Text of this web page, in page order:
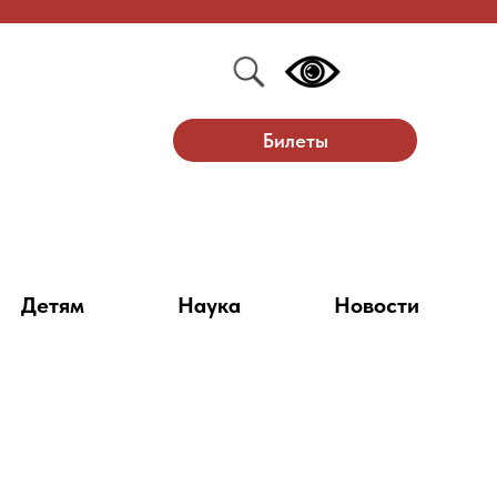
Билеты
Детям Наука Новости